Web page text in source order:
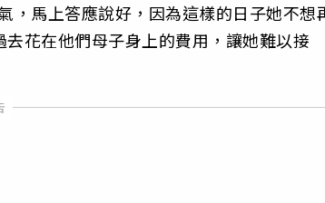
，馬上答應說好，因為這樣的日子她不想
花在他們母子身上的費用，讓她難以接